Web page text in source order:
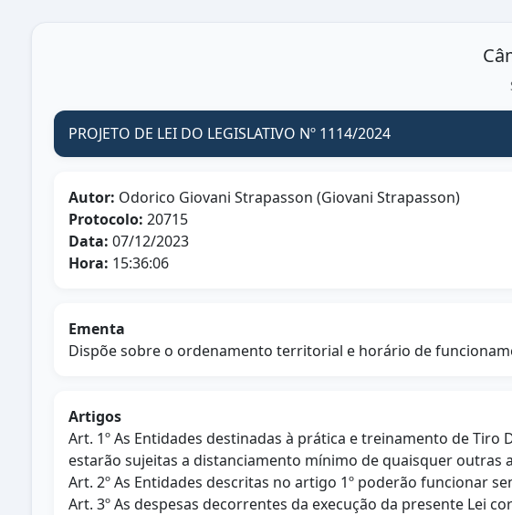
PROJETO DE LEI DO LEGISLATIVO Nº 1114/2024
Autor: Odorico Giovani Strapasson (Giovani Strapasson)
Protocolo: 20715
Data: 07/12/2023
Hora: 15:36:06
Ementa
Dispõe sobre o ordenamento territorial e horário de
Artigos
Art. 1º As Entidades destinadas à prática e treinamento de
estarão sujeitas a distanciamento mínimo de quaisquer outras
Art. 2º As Entidades descritas no artigo 1º poderão funcionar
Art. 3º As despesas decorrentes da execução da presente Lei